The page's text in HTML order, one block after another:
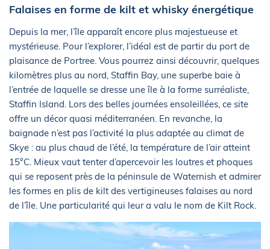
Falaises en forme de kilt et whisky énergétique
Depuis la mer, l’île apparaît encore plus majestueuse et
mystérieuse. Pour l’explorer, l’idéal est de partir du port de
plaisance de Portree. Vous pourrez ainsi découvrir, quelques
kilomètres plus au nord, Staffin Bay, une superbe baie à
l’entrée de laquelle se dresse une île à la forme surréaliste,
Staffin Island. Lors des belles journées ensoleillées, ce site
offre un décor quasi méditerranéen. En revanche, la
baignade n’est pas l’activité la plus adaptée au climat de
Skye : au plus chaud de l’été, la température de l’air atteint
15°C. Mieux vaut tenter d’apercevoir les loutres et phoques
qui se reposent près de la péninsule de Waternish et admirer
les formes en plis de kilt des vertigineuses falaises au nord
de l’île. Une particularité qui leur a valu le nom de Kilt Rock.